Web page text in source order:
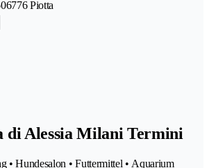
6776 Piotta
di Alessia Milani Termini
• Hundesalon • Futtermittel • Aquarium